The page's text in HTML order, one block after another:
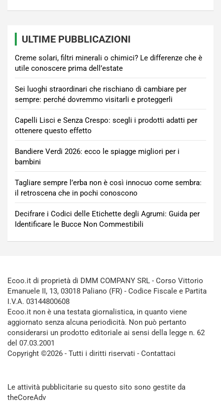
ULTIME PUBBLICAZIONI
Creme solari, filtri minerali o chimici? Le differenze che è
utile conoscere prima dell’estate
Sei luoghi straordinari che rischiano di cambiare per
sempre: perché dovremmo visitarli e proteggerli
Capelli Lisci e Senza Crespo: scegli i prodotti adatti per
ottenere questo effetto
Bandiere Verdi 2026: ecco le spiagge migliori per i
bambini
Tagliare sempre l’erba non è così innocuo come sembra:
il retroscena che in pochi conoscono
Decifrare i Codici delle Etichette degli Agrumi: Guida per
Identificare le Bucce Non Commestibili
Ecoo.it di proprietà di DMM COMPANY SRL - Corso Vittorio
Emanuele II, 13, 03018 Paliano (FR) - Codice Fiscale e Partita
I.V.A. 03144800608
Ecoo.it non è una testata giornalistica, in quanto viene
aggiornato senza alcuna periodicità. Non può pertanto
considerarsi un prodotto editoriale ai sensi della legge n. 62
del 07.03.2001
Copyright ©2026 - Tutti i diritti riservati - Contattaci
Le attività pubblicitarie su questo sito sono gestite da
theCoreAdv